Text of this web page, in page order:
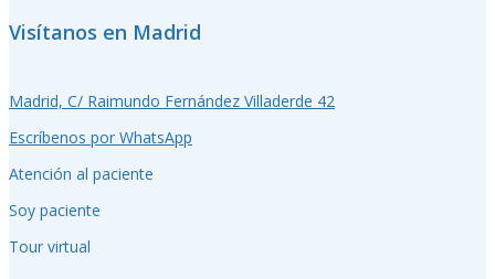
Visítanos en Madrid
Madrid, C/ Raimundo Fernández Villaderde 42
Escríbenos por WhatsApp
Atención al paciente
Soy paciente
Tour virtual